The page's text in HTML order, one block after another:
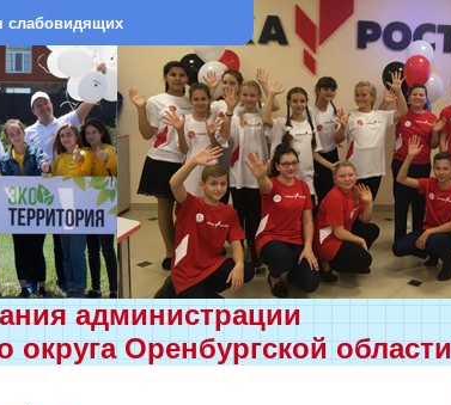
слабовидящих
администрации
Оренбургской области